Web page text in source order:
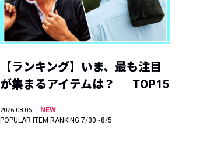
【ランキング】いま、最も注目
が集まるアイテムは？ ｜ TOP15
2026.08.06
NEW
POPULAR ITEM RANKING 7/30~8/5